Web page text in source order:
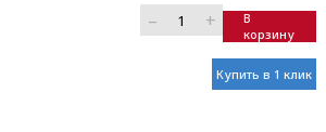
– +
В
корзину
Купить в 1 клик